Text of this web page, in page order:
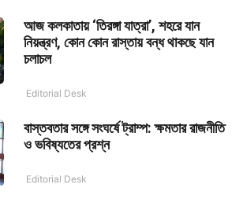
আজ কলকাতায় ‘তিরঙ্গা যাত্রা’, শহরে যান
নিয়ন্ত্রণ, কোন কোন রাস্তায় বন্ধ থাকছে যান
চলাচল
Editorial Desk
বাস্তবতার সঙ্গে সংঘর্ষে ট্রাম্প: ক্ষমতার রাজনীতি
ও ভবিষ্যতের প্রশ্ন
Editorial Desk